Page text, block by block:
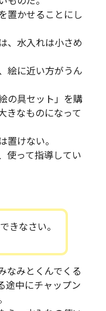
置かせることにし
、水入れは小さめ
絵に近い方がうん
の具セット」を購
きなものになって
置けない。
使って指導してい
きなさい。
なみとくんでくる
途中にチャップン